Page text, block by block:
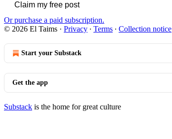
Claim my free post
Or purchase a paid subscription.
© 2026 El Taims · Privacy ∙ Terms ∙ Collection notice
Start your Substack
Get the app
Substack is the home for great culture